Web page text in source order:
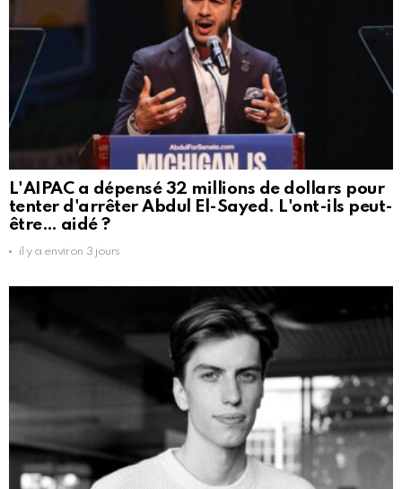
L'AIPAC a dépensé 32 millions de dollars pour
tenter d'arrêter Abdul El-Sayed. L'ont-ils peut-
être… aidé ?
il y a environ 3 jours